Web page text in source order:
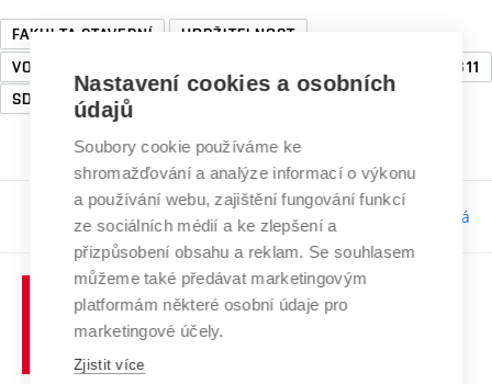
FAKULTA STAVEBNÍ
UDRŽITELNOST
VODNÍ HOSPODÁŘSTVÍ
SDG11
SDG13
Odpovědnost:Bc. Tereza Kučerová
Nastavení cookies a osobních
údajů
Soubory cookie používáme ke
shromažďování a analýze informací o výkonu
a používání webu, zajištění fungování funkcí
ze sociálních médií a ke zlepšení a
přizpůsobení obsahu a reklam. Se souhlasem
můžeme také předávat marketingovým
platformám některé osobní údaje pro
marketingové účely.
Zjistit více